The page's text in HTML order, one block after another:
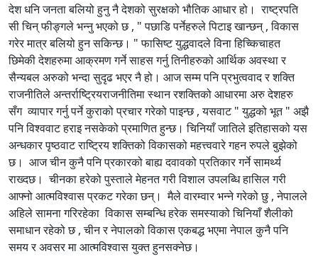
देश धनि जनता बलियो हुनु नै देशको सुरक्षको भौतिक आधार हो। राष्ट्रपति
सी चिन् फीङ्गले भन्नु भएको छ , " पछाडि पर्नेहरुले पिटाइ खान्छन् , विकास
गरेर मात्र बलियो हुन सकिन्छ। " फासिष्ट युद्धवादले विना हिच्किचाहत
छिमेकी देशहरुमा आक्रमण गर्ने साहस गर्नु तिनीहरुको आर्थिक अवस्था र
सैन्यबल अरुको भन्दा सुदृढ भएर नै हो। आज सम्म पनि प्रभुत्ववाद र शक्ति
राजनीतिले अन्तर्राष्ट्रियराजनीतिमा स्थान रशक्तिको आधारमा अरु देशहरु
सँग व्यापार गर्नु पर्ने कुराको प्रचार गरेको पाइन्छ , यसवाट " युद्धको भूत " अझै
पनि विश्ववाट हराइ नसकेको प्रमाणित हुन्छ। चिनियाँ जातिले इतिहासको यस
अन्धकार पृष्ठवाट राष्ट्रिय शक्तिको विकासको महत्त्ववारे गहन रुपले बुझेको
छ। आज चीन कुनै पनि प्रकारको बाह्य दवावको प्रतिकार गर्ने सामर्थ्य
राख्दछ। चीनका हरेको पुस्ताले मेहनत गरी विशाल उपलब्धि हासिल गरी
आफ्नो आत्मविश्वास प्रकट गरेका छन्। मैले वारम्वार भन्ने गरेको छु , नेपालले
अहिले सामना गरिरहेका विकास सम्बन्धि हरेक समस्याको चिनियाँ शैलीको
समाधान रहेको छ , चीन र नेपालको विकास एकबद्ध भएमा नेपाल कुनै पनि
समय र अवसर मा आत्मविश्वास युक्त हुनसक्नेछ।